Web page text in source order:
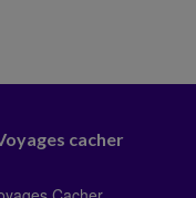
cacher